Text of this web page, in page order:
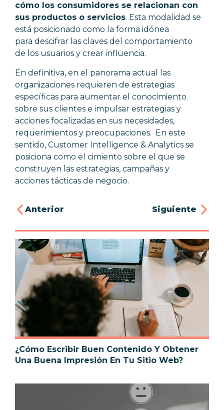
cómo los consumidores se relacionan con
sus productos o servicios. Esta modalidad se
está posicionado como la forma idónea
para descifrar las claves del comportamiento
de los usuarios y crear influencia.
En definitiva, en el panorama actual las
organizaciones requieren de estrategias
específicas para aumentar el conocimiento
sobre sus clientes e impulsar estrategias y
acciones focalizadas en sus necesidades,
requerimientos y preocupaciones. En este
sentido, Customer Intelligence & Analytics se
posiciona como el cimiento sobre el que se
construyen las estrategias, campañas y
acciones tácticas de negocio.
Anterior Siguiente
¿Cómo Escribir Buen Contenido Y Obtener
Una Buena Impresión En Tu Sitio Web?